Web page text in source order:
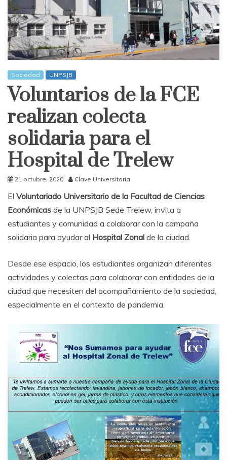
Sociedad UNPSJB
Voluntarios de la FCE
realizan colecta
solidaria para el
Hospital de Trelew
21 octubre, 2020 Clave Universitaria
El Voluntariado Universitario de la Facultad de Ciencias
Económicas de la UNPSJB Sede Trelew, invita a
estudiantes y comunidad a colaborar con la campaña
solidaria para ayudar al Hospital Zonal de la ciudad.
Desde ese espacio, los estudiantes organizan diferentes
actividades y colectas para colaborar con entidades de la
ciudad que necesiten del acompañamiento de la sociedad,
especialmente en el contexto de pandemia.